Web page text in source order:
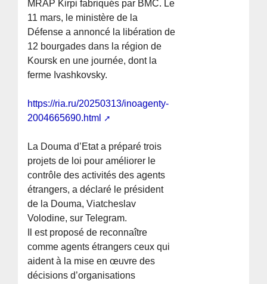
MRAP Kirpi fabriqués par BMC. Le
11 mars, le ministère de la
Défense a annoncé la libération de
12 bourgades dans la région de
Koursk en une journée, dont la
ferme Ivashkovsky.
https://ria.ru/20250313/inoagenty-
2004665690.html
La Douma d’Etat a préparé trois
projets de loi pour améliorer le
contrôle des activités des agents
étrangers, a déclaré le président
de la Douma, Viatcheslav
Volodine, sur Telegram.
Il est proposé de reconnaître
comme agents étrangers ceux qui
aident à la mise en œuvre des
décisions d’organisations